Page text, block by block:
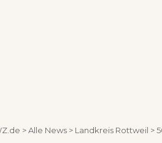
>Alle News > Landkreis Rottweil >